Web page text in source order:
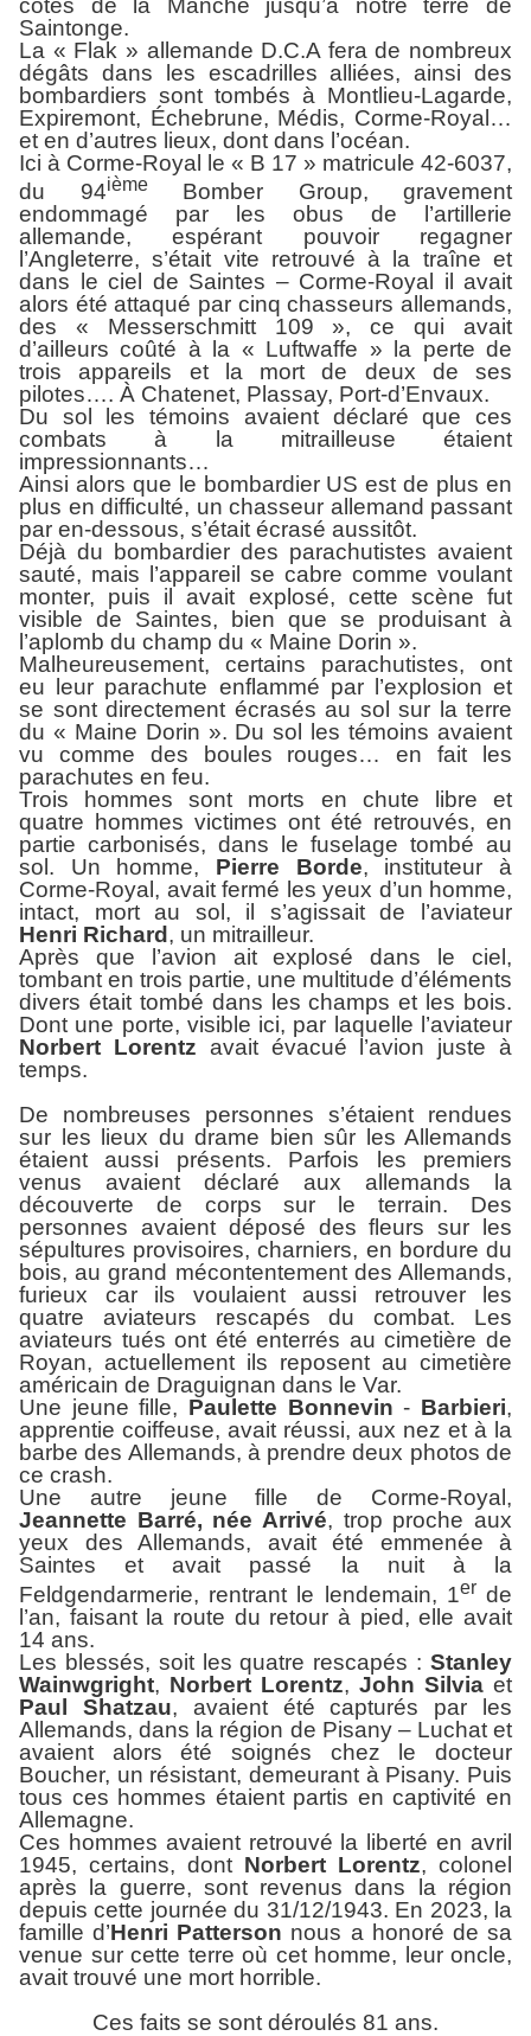
côtes de la Manche jusqu’à notre terre de
Saintonge.
La « Flak » allemande D.C.A fera de nombreux
dégâts dans les escadrilles alliées, ainsi des
bombardiers sont tombés à Montlieu-Lagarde,
Expiremont, Échebrune, Médis, Corme-Royal…
et en d’autres lieux, dont dans l’océan.
Ici à Corme-Royal le « B 17 » matricule 42-6037,
du 94ièmeBomber Group, gravement
endommagé par les obus de l’artillerie
allemande, espérant pouvoir regagner
l’Angleterre, s’était vite retrouvé à la traîne et
dans le ciel de Saintes – Corme-Royal il avait
alors été attaqué par cinq chasseurs allemands,
des « Messerschmitt 109 », ce qui avait
d’ailleurs coûté à la « Luftwaffe » la perte de
trois appareils et la mort de deux de ses
pilotes…. À Chatenet, Plassay, Port-d’Envaux.
Du sol les témoins avaient déclaré que ces
combats à la mitrailleuse étaient
impressionnants…
Ainsi alors que le bombardier US est de plus en
plus en difficulté, un chasseur allemand passant
par en-dessous, s’était écrasé aussitôt.
Déjà du bombardier des parachutistes avaient
sauté, mais l’appareil se cabre comme voulant
monter, puis il avait explosé, cette scène fut
visible de Saintes, bien que se produisant à
l’aplomb du champ du « Maine Dorin ».
Malheureusement, certains parachutistes, ont
eu leur parachute enflammé par l’explosion et
se sont directement écrasés au sol sur la terre
du « Maine Dorin ». Du sol les témoins avaient
vu comme des boules rouges… en fait les
parachutes en feu.
Trois hommes sont morts en chute libre et
quatre hommes victimes ont été retrouvés, en
partie carbonisés, dans le fuselage tombé au
sol. Un homme, Pierre Borde, instituteur à
Corme-Royal, avait fermé les yeux d’un homme,
intact, mort au sol, il s’agissait de l’aviateur
Henri Richard , un mitrailleur.
Après que l’avion ait explosé dans le ciel,
tombant en trois partie, une multitude d’éléments
divers était tombé dans les champs et les bois.
Dont une porte, visible ici, par laquelle l’aviateur
Norbert Lorentz avait évacué l’avion juste à
temps.
De nombreuses personnes s’étaient rendues
sur les lieux du drame bien sûr les Allemands
étaient aussi présents. Parfois les premiers
venus avaient déclaré aux allemands la
découverte de corps sur le terrain. Des
personnes avaient déposé des fleurs sur les
sépultures provisoires, charniers, en bordure du
bois, au grand mécontentement des Allemands,
furieux car ils voulaient aussi retrouver les
quatre aviateurs rescapés du combat. Les
aviateurs tués ont été enterrés au cimetière de
Royan, actuellement ils reposent au cimetière
américain de Draguignan dans le Var.
Une jeune fille, Paulette Bonnevin- Barbieri,
apprentie coiffeuse, avait réussi, aux nez et à la
barbe des Allemands, à prendre deux photos de
ce crash.
Une autre jeune fille de Corme-Royal,
Jeannette Barré, née Arrivé, trop proche aux
yeux des Allemands, avait été emmenée à
Saintes et avait passé la nuit à la
Feldgendarmerie, rentrant le lendemain, 1erde
l’an, faisant la route du retour à pied, elle avait
14 ans.
Les blessés, soit les quatre rescapés : Stanley
Wainwgright, Norbert Lorentz, John Silvia et
Paul Shatzau, avaient été capturés par les
Allemands, dans la région de Pisany – Luchat et
avaient alors été soignés chez le docteur
Boucher, un résistant, demeurant à Pisany. Puis
tous ces hommes étaient partis en captivité en
Allemagne.
Ces hommes avaient retrouvé la liberté en avril
1945, certains, dont Norbert Lorentz, colonel
après la guerre, sont revenus dans la région
depuis cette journée du 31/12/1943. En 2023, la
famille d’Henri Patterson nous a honoré de sa
venue sur cette terre où cet homme, leur oncle,
avait trouvé une mort horrible.
Ces faits se sont déroulés 81 ans.